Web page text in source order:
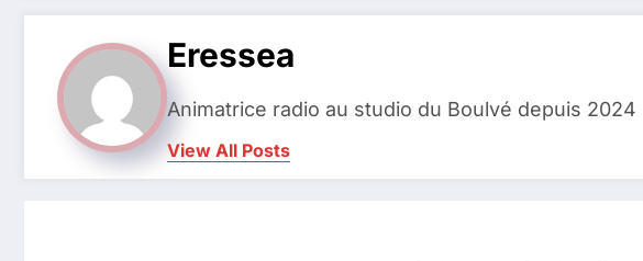
Eressea
Animatrice radio au studio du Boulvé depuis 2024
View All Posts